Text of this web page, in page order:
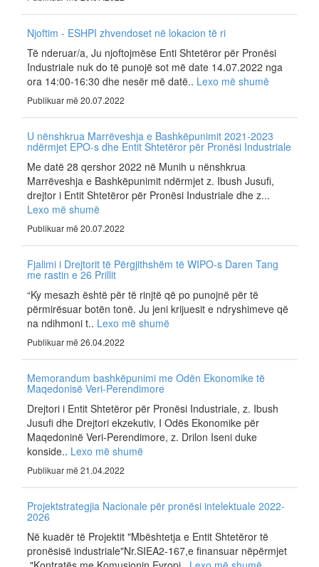
Njoftim - ESHPI zhvendoset në lokacion të ri
Të nderuar/a, Ju njoftojmëse Enti Shtetëror për Pronësi
Industriale nuk do të punojë sot më date 14.07.2022 nga
ora 14:00-16:30 dhe nesër më datë.. Lexo më shumë
Publikuar më 20.07.2022
U nënshkrua Marrëveshja e Bashkëpunimit 2021-2023
ndërmjet EPO-s dhe Entit Shtetëror për Pronësi Industriale
Me datë 28 qershor 2022 në Munih u nënshkrua
Marrëveshja e Bashkëpunimit ndërmjet z. Ibush Jusufi,
drejtor i Entit Shtetëror për Pronësi Industriale dhe z...
Lexo më shumë
Publikuar më 20.07.2022
Fjalimi i Drejtorit të Përgjithshëm të WIPO-s Daren Tang
me rastin e 26 Prillit
“Ky mesazh është për të rinjtë që po punojnë për të
përmirësuar botën tonë. Ju jeni krijuesit e ndryshimeve që
na ndihmoni t.. Lexo më shumë
Publikuar më 26.04.2022
Memorandum bashkëpunimi me Odën Ekonomike të
Maqedonisë Veri-Perendimore
Drejtori i Entit Shtetëror për Pronësi Industriale, z. Ibush
Jusufi dhe Drejtori ekzekutiv, I Odës Ekonomike për
Maqedoninë Veri-Perendimore, z. Drilon Iseni duke
konside.. Lexo më shumë
Publikuar më 21.04.2022
Projektstrategjia Nacionale për pronësi intelektuale 2022-
2026
Në kuadër të Projektit "Mbështetja e Entit Shtetëror të
pronësisë industriale"Nr.SIEA2-167,e finansuar nëpërmjet